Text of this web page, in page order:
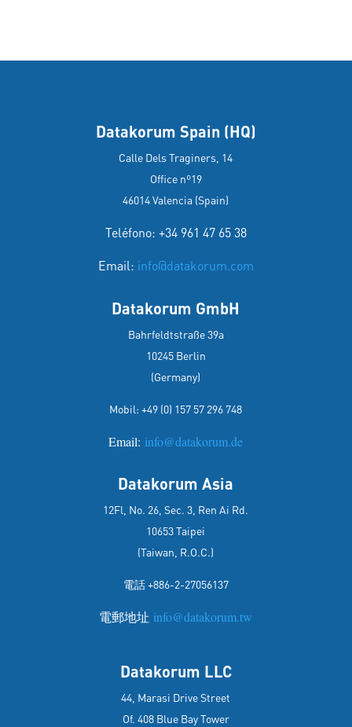
Datakorum Spain (HQ)
Calle Dels Traginers, 14
Office nº19
46014 Valencia (Spain)
Teléfono: +34 961 47 65 38
Email: info@datakorum.com
Datakorum GmbH
Bahrfeldtstraße 39a
10245 Berlin
(Germany)
Mobil:+49 (0) 157 57 296 748
Email: info@datakorum.de
Datakorum Asia
12Fl, No. 26, Sec. 3, Ren Ai Rd.
10653 Taipei
(Taiwan, R.O.C.)
電話 +886-2-27056137
電郵地址 info@datakorum.tw
Datakorum LLC
44, Marasi Drive Street
Of. 408 Blue Bay Tower